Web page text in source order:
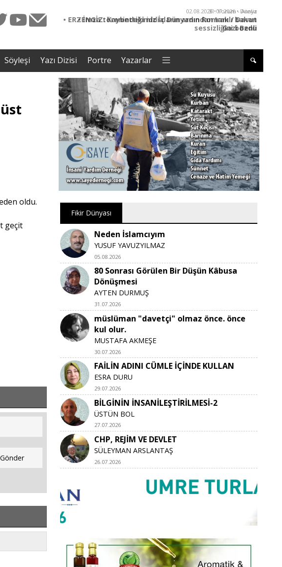
• Yorum - Analiz
/ Davut
Gazi Benli
31.07.2026 • Dünya
• İmza törenindeki iddiaların ardından Iraklı bakan
sessizliğini bozdu
Söyleşi Yazı Dizisi Portre Yazarlar
oldu.
geçit
Fikir Dünyası
Neden İslamcıyım
YUSUF YAVUZYILMAZ
05.08.2026
80 Sonrası Görülen Bir Düşün Kâbusa
Dönüşmesi
AYTEN DURMUŞ
31.07.2026
müslüman "davetçi" olmaz önce. önce
kul olur.
MUSTAFA AKMEŞE
30.07.2026
FAİLİN ADINI CÜMLE İÇİNDE KULLAN
ESRA DURU
29.07.2026
BİLGİNİN İNSANİLEŞTİRİLMESİ-2
ÜSTÜN BOL
27.07.2026
CHP, REJİM VE DEVLET
SÜLEYMAN ARSLANTAŞ
26.07.2026